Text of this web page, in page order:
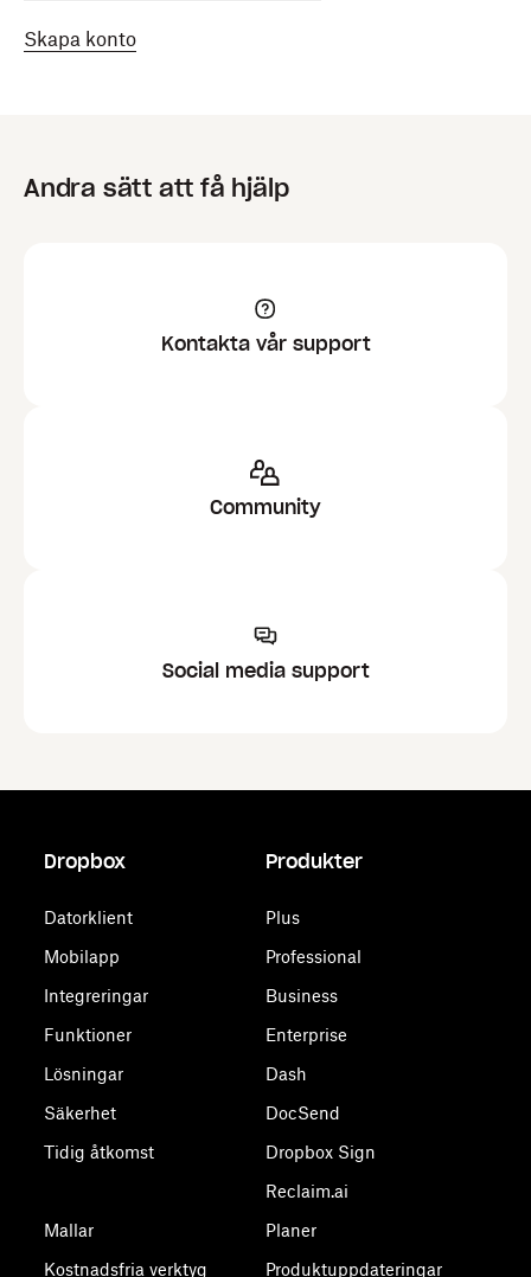
Skapa konto
Andra sätt att få hjälp
Kontakta vår support
Community
Social media support
Dropbox
Datorklient
Mobilapp
Integreringar
Funktioner
Lösningar
Säkerhet
Tidig åtkomst
Mallar
Kostnadsfria verktyg
Produkter
Plus
Professional
Business
Enterprise
Dash
DocSend
Dropbox Sign
Reclaim.ai
Planer
Produktuppdateringar